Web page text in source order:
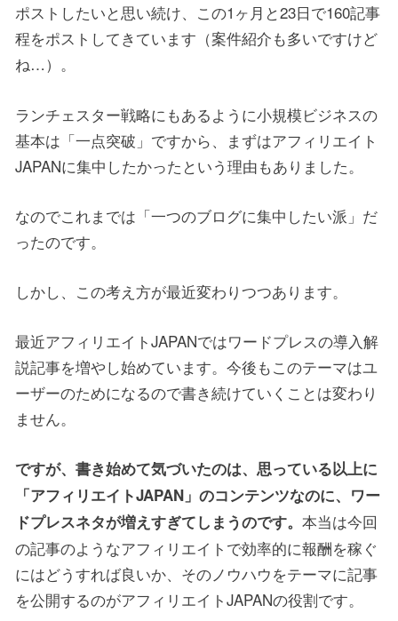
ポストしたいと思い続け、この1ヶ月と23日で160記事
程をポストしてきています（案件紹介も多いですけど
ね…）。
ランチェスター戦略にもあるように小規模ビジネスの
基本は「一点突破」ですから、まずはアフィリエイト
JAPANに集中したかったという理由もありました。
なのでこれまでは「一つのブログに集中したい派」だ
ったのです。
しかし、この考え方が最近変わりつつあります。
最近アフィリエイトJAPANではワードプレスの導入解
説記事を増やし始めています。今後もこのテーマはユ
ーザーのためになるので書き続けていくことは変わり
ません。
ですが、書き始めて気づいたのは、思っている以上に
「アフィリエイトJAPAN」のコンテンツなのに、ワー
ドプレスネタが増えすぎてしまうのです。 本当は今回
の記事のようなアフィリエイトで効率的に報酬を稼ぐ
にはどうすれば良いか、そのノウハウをテーマに記事
を公開するのがアフィリエイトJAPANの役割です。